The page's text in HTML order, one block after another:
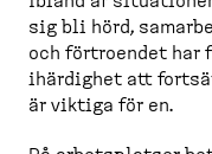
sig bli hörd,
och förtroendet har
ihärdighet att
är viktiga för en.